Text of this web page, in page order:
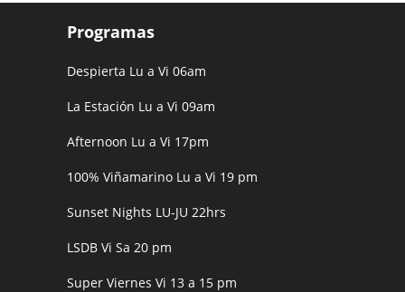
Programas
Despierta Lu a Vi 06am
La Estación Lu a Vi 09am
Afternoon Lu a Vi 17pm
100% Viñamarino Lu a Vi 19 pm
Sunset Nights LU-JU 22hrs
LSDB Vi Sa 20 pm
Super Viernes Vi 13 a 15 pm